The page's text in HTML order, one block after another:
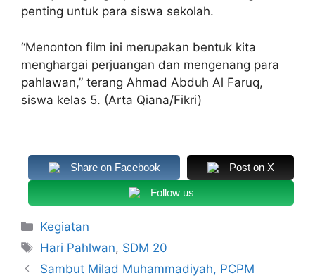
penting untuk para siswa sekolah.
“Menonton film ini merupakan bentuk kita
menghargai perjuangan dan mengenang para
pahlawan,” terang Ahmad Abduh Al Faruq,
siswa kelas 5. (Arta Qiana/Fikri)
Share on Facebook Post on X
Follow us
Kategori
Kegiatan
Tag
Hari Pahlwan, SDM 20
Sambut Milad Muhammadiyah, PCPM